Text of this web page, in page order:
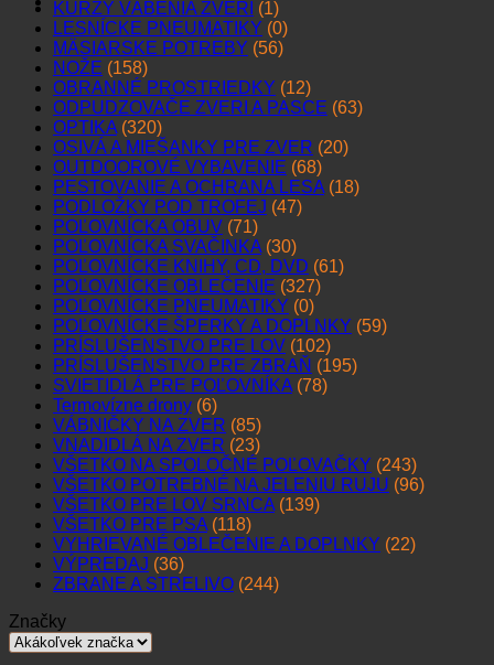
KURZY VÁBENIA ZVERI (1)
LESNÍCKE PNEUMATIKY (0)
MÄSIARSKE POTREBY (56)
NOŽE (158)
OBRANNÉ PROSTRIEDKY (12)
ODPUDZOVAČE ZVERI A PASCE (63)
OPTIKA (320)
OSIVÁ A MIEŠANKY PRE ZVER (20)
OUTDOOROVÉ VYBAVENIE (68)
PESTOVANIE A OCHRANA LESA (18)
PODLOŽKY POD TROFEJ (47)
POĽOVNÍCKA OBUV (71)
POĽOVNÍCKA SVAČINKA (30)
POĽOVNÍCKE KNIHY, CD, DVD (61)
POĽOVNÍCKE OBLEČENIE (327)
POĽOVNÍCKE PNEUMATIKY (0)
POĽOVNÍCKE ŠPERKY A DOPLNKY (59)
PRÍSLUŠENSTVO PRE LOV (102)
PRÍSLUŠENSTVO PRE ZBRAŇ (195)
SVIETIDLÁ PRE POĽOVNÍKA (78)
Termovízne drony (6)
VÁBNIČKY NA ZVER (85)
VNADIDLÁ NA ZVER (23)
VŠETKO NA SPOLOČNÉ POĽOVAČKY (243)
VŠETKO POTREBNÉ NA JELENIU RUJU (96)
VŠETKO PRE LOV SRNCA (139)
VŠETKO PRE PSA (118)
VYHRIEVANÉ OBLEČENIE A DOPLNKY (22)
VÝPREDAJ (36)
ZBRANE A STRELIVO (244)
Značky